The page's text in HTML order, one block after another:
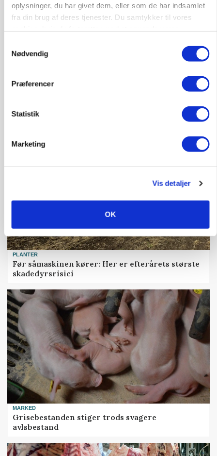
oplysninger, du har givet dem, eller som de har indsamlet
fra din brug af deres tjenester. Du samtykker til vores
Nødvendig
Præferencer
Statistik
Marketing
Vis detaljer
OK
POLITIK
Folketinget behandler ny gødskningslov: Sådan
kan den ændre din bedrift fra 2027
Snart kan man søge tilskud til naturprojekter
PLANTER
Før såmaskinen kører: Her er efterårets største
skadedyrsrisici
MARKED
Grisebestanden stiger trods svagere
avlsbestand